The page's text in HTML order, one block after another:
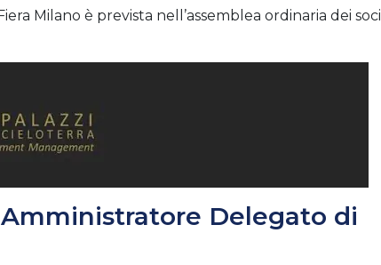
Milano è prevista nell’assemblea ordinaria dei soci
Delegato di